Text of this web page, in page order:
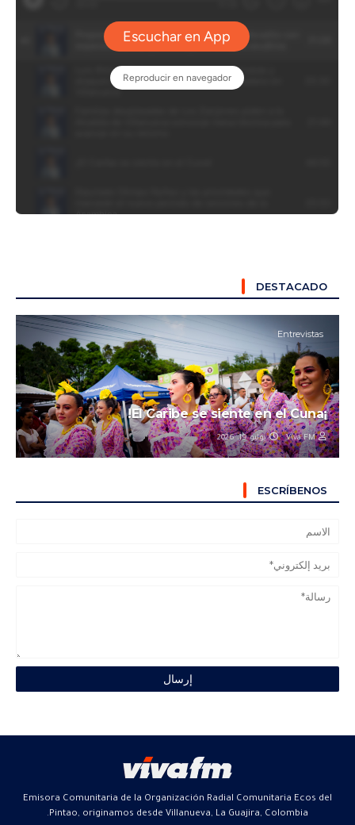
DESTACADO
Entrevistas
¡El Caribe se siente en el Cuna!
Viva FM يوليو 19, 2026
ESCRÍBENOS
Emisora Comunitaria de la Organización Radial Comunitaria Ecos del
Pintao, originamos desde Villanueva, La Guajira, Colombia.